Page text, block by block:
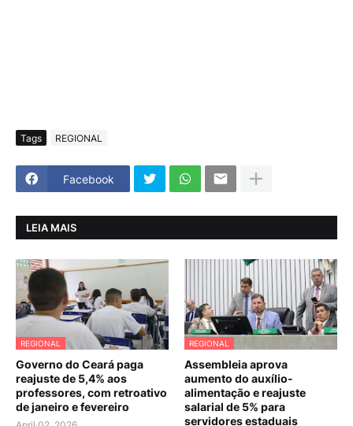
Tags REGIONAL
Facebook
LEIA MAIS
REGIONAL
Governo do Ceará paga
reajuste de 5,4% aos
professores, com retroativo
de janeiro e fevereiro
REGIONAL
Assembleia aprova
aumento do auxílio-
alimentação e reajuste
salarial de 5% para
servidores estaduais